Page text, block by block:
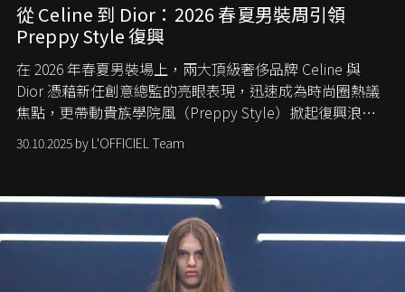
從 Celine 到 Dior：2026 春夏男裝周引領
Preppy Style 復興
在 2026 年春夏男裝場上，兩大頂級奢侈品牌 Celine 與
Dior 憑藉新任創意總監的亮眼表現，迅速成為時尚圈熱議
焦點，更帶動貴族學院風（Preppy Style）掀起復興浪
潮，讓這股經典風格再度回到大眾視線。
30.10.2025 by L'OFFICIEL Team